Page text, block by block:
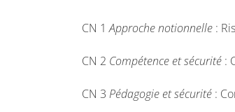
CN 1 Approche notionnelle :
CN 2 Compétence et sécurité :
CN 3 Pédagogie et sécurité :